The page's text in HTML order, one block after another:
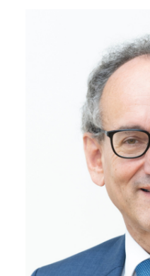
European Banker of the Year